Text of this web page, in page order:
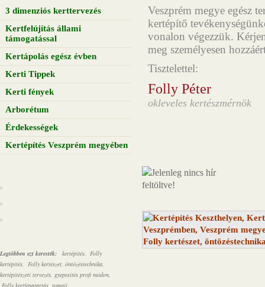
3 dimenziós kerttervezés
Kertfelújítás állami
támogatással
Kertápolás egész évben
Kerti Tippek
Kerti fények
Arborétum
Érdekességek
Kertépítés Veszprém megyében
Legtöbben ezt keresték:
kertépítés, Folly
kertépítés, Folly kertészet, öntözéstechnika,
kertépítészeti tervezés, gyepesítés profi módon,
Folly kertfenntartás, tomaji
Veszprém megye egész
kertépítő
vonalon végezzük.
meg személyesen
Tisztelettel:
Folly Péter
okleveles kertészmérnök